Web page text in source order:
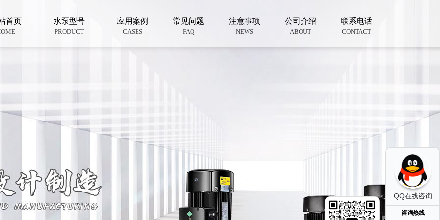
首页 水泵型号
PRODUCT
锅炉给水泵
液下泵
电厂专用泵
应用案例
CASES
常见问题
FAQ
注意事项
NEWS
公司介绍
ABOUT
联系电话
CONTACT
QQ在线咨询
咨询热线